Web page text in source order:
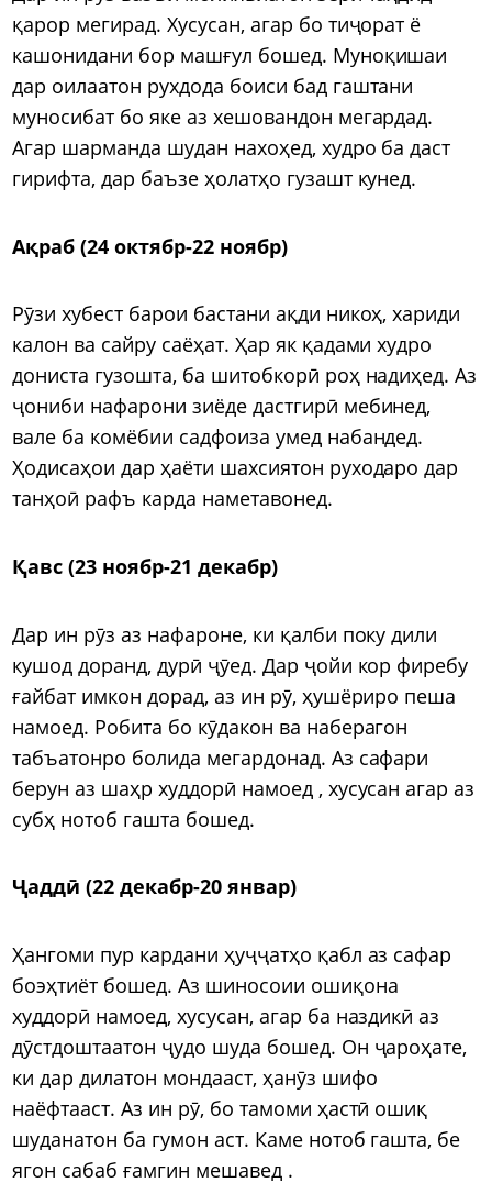
қарор мегирад. Хусусан, агар бо тиҷорат ё
кашонидани бор машғул бошед. Муноқишаи
дар оилаатон рухдода боиси бад гаштани
муносибат бо яке аз хешовандон мегардад.
Агар шарманда шудан нахоҳед, худро ба даст
гирифта, дар баъзе ҳолатҳо гузашт кунед.
Ақраб (24 октябр-22 ноябр)
Рӯзи хубест барои бастани ақди никоҳ, хариди
калон ва сайру саёҳат. Ҳар як қадами худро
дониста гузошта, ба шитобкорӣ роҳ надиҳед. Аз
ҷониби нафарони зиёде дастгирӣ мебинед,
вале ба комёбии садфоиза умед набандед.
Ҳодисаҳои дар ҳаёти шахсиятон руходаро дар
танҳоӣ рафъ карда наметавонед.
Қавс (23 ноябр-21 декабр)
Дар ин рӯз аз нафароне, ки қалби поку дили
кушод доранд, дурӣ ҷӯед. Дар ҷойи кор фиребу
ғайбат имкон дорад, аз ин рӯ, ҳушёриро пеша
намоед. Робита бо кӯдакон ва наберагон
табъатонро болида мегардонад. Аз сафари
берун аз шаҳр худдорӣ намоед , хусусан агар аз
субҳ нотоб гашта бошед.
Ҷаддӣ (22 декабр-20 январ)
Ҳангоми пур кардани ҳуҷҷатҳо қабл аз сафар
боэҳтиёт бошед. Аз шиносоии ошиқона
худдорӣ намоед, хусусан, агар ба наздикӣ аз
дӯстдоштаатон ҷудо шуда бошед. Он ҷароҳате,
ки дар дилатон мондааст, ҳанӯз шифо
наёфтааст. Аз ин рӯ, бо тамоми ҳастӣ ошиқ
шуданатон ба гумон аст. Каме нотоб гашта, бе
ягон сабаб ғамгин мешавед .